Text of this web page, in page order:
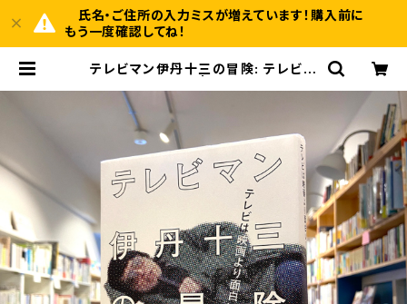
氏名・ご住所の入力ミスが増えています！購入前に
もう一度確認してね！
テレビマン伊丹十三の冒険: テレビは